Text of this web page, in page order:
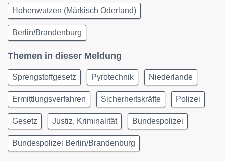
Hohenwutzen (Märkisch Oderland)
Berlin/Brandenburg
Themen in dieser Meldung
Sprengstoffgesetz Pyrotechnik Niederlande
Ermittlungsverfahren Sicherheitskräfte Polizei
Gesetz Justiz, Kriminalität Bundespolizei
Bundespolizei Berlin/Brandenburg